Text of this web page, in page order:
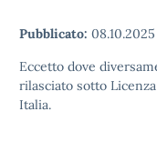
Pubblicato: 08.10.2025
Eccetto dove
rilasciato sotto
Italia.